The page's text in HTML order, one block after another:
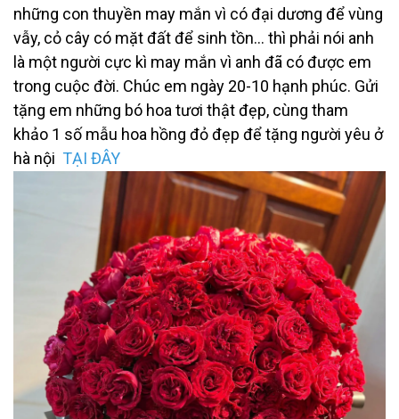
những con thuyền may mắn vì có đại dương để vùng
vẫy, cỏ cây có mặt đất để sinh tồn... thì phải nói anh
là một người cực kì may mắn vì anh đã có được em
trong cuộc đời. Chúc em ngày 20-10 hạnh phúc. Gửi
tặng em những bó hoa tươi thật đẹp, cùng tham
khảo 1 số mẫu hoa hồng đỏ đẹp để tặng người yêu ở
hà nội TẠI ĐÂY